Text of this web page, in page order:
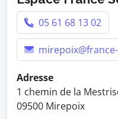
05 61 68 13 02
Adresse
1 chemin de la
09500 Mirepoix